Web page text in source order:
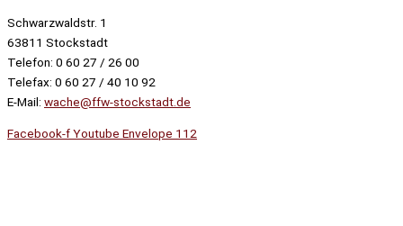
Schwarzwaldstr. 1
63811 Stockstadt
Telefon: 0 60 27 / 26 00
Telefax: 0 60 27 / 40 10 92
E-Mail: wache@ffw-stockstadt.de
Facebook-fYoutube Envelope 112